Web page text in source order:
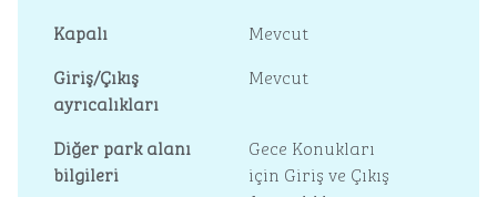
Kapalı
Mevcut
Giriş/Çıkış
ayrıcalıkları
Mevcut
Diğer park alanı
bilgileri
Gece Konukları
için Giriş ve Çıkış